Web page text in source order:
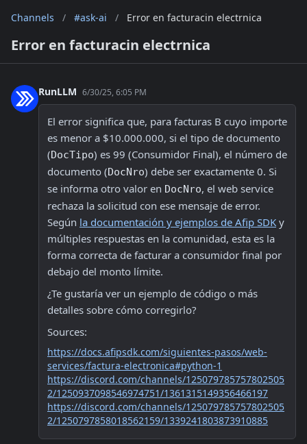
Channels / #ask-ai / Error en facturacin electrnica
Error en facturacin electrnica
RunLLM 6/30/25, 6:05 PM
El error significa que, para facturas B cuyo importe
es menor a $10.000.000, si el tipo de documento
(DocTipo) es 99 (Consumidor Final), el número de
documento (DocNro) debe ser exactamente 0. Si
se informa otro valor en DocNro, el web service
rechaza la solicitud con ese mensaje de error.
Según la documentación y ejemplos de Afip SDK y
múltiples respuestas en la comunidad, esta es la
forma correcta de facturar a consumidor final por
debajo del monto límite.
¿Te gustaría ver un ejemplo de código o más
detalles sobre cómo corregirlo?
Sources:
https://docs.afipsdk.com/siguientes-pasos/web-
services/factura-electronica#python-1
https://discord.com/channels/125079785757802505
2/1250937098546974751/1361315149356466197
https://discord.com/channels/125079785757802505
2/1250797858018562159/1339241803873910885